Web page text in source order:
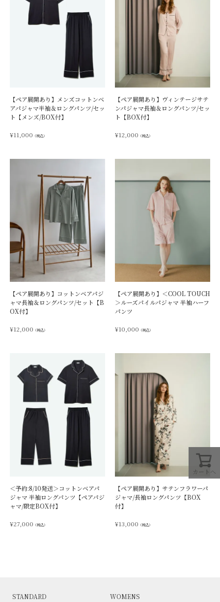
カートへ
【ペア展開あり】メンズコットンベ
アパジャマ半袖＆ロングパンツ/セッ
ト【メンズ/BOX付】
¥11,000 （税込）
【ペア展開あり】ヴィンテージサテ
ンパジャマ長袖＆ロングパンツ/セッ
ト【BOX付】
¥12,000 （税込）
【ペア展開あり】コットンベアパジ
ャマ長袖＆ロングパンツ/セット【B
OX付】
¥12,000 （税込）
【ペア展開あり】＜COOL TOUCH
＞ルーズパイルパジャマ 半袖ハーフ
パンツ
¥10,000 （税込）
＜予約:8/10発送＞コットンベアパ
ジャマ 半袖ロングパンツ【ペアパジ
ャマ/限定BOX付】
¥27,000 （税込）
【ペア展開あり】サテンフラワーパ
ジャマ/長袖ロングパンツ【BOX
付】
¥13,000 （税込）
STANDARD
WOMENS